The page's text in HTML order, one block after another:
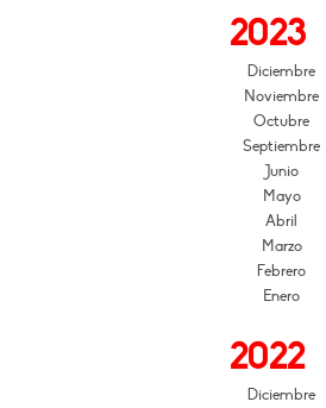
2023
Diciembre
Noviembre
Octubre
Septiembre
Junio
Mayo
Abril
Marzo
Febrero
Enero
2022
Diciembre